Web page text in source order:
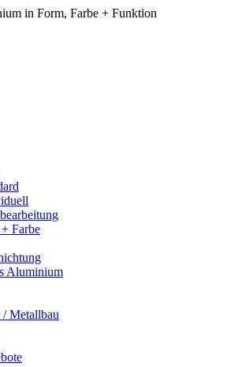
in Form, Farbe + Funktion
Farbe
Aluminium
Metallbau